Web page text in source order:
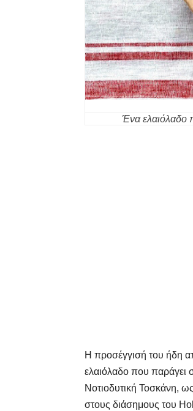
Ένα ελαιόλαδο
Η προσέγγισή του ήδη
ελαιόλαδο που παράγει
Νοτιοδυτική Τοσκάνη,
στους διάσημους του